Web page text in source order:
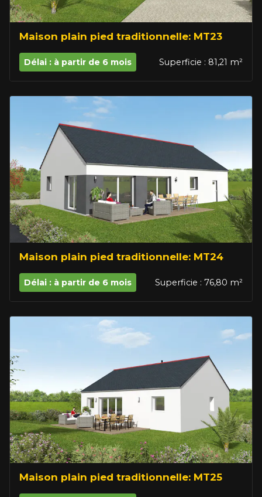
Maison plain pied traditionnelle: MT23
Délai : à partir de 6 mois Superficie : 81,21 m²
Maison plain pied traditionnelle: MT24
Délai : à partir de 6 mois Superficie : 76,80 m²
Maison plain pied traditionnelle: MT25